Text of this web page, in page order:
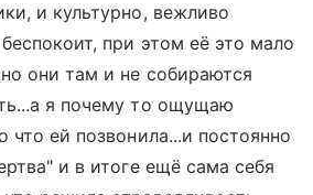
и культурно, вежливо
при этом её это мало
они там и не собираются
я почему то ощущаю
что ей позвонила...и постоянно
и в итоге ещё сама себя